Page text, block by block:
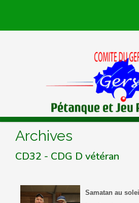
Archives
CD32 - CDG D vétéran
Samatan au